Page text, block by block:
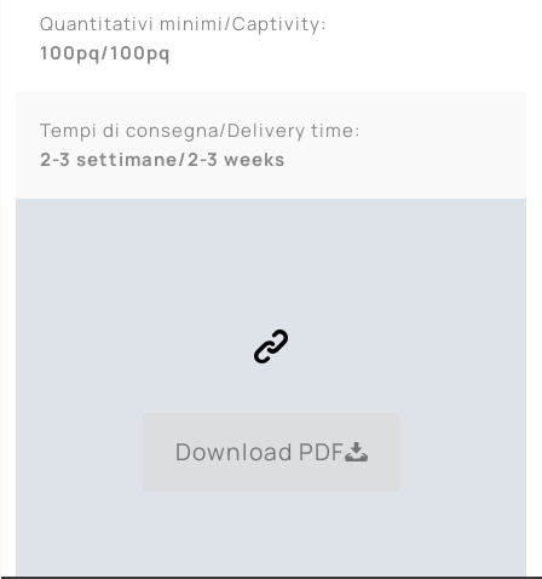
Quantitativi minimi/Captivity:
100pq/100pq
Tempi di consegna/Delivery time:
2-3 settimane/2-3 weeks
Download PDF